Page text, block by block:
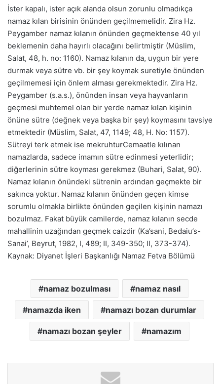
İster kapalı, ister açık alanda olsun zorunlu olmadıkça
namaz kılan birisinin önünden geçilmemelidir. Zira Hz.
Peygamber namaz kılanın önünden geçmektense 40 yıl
beklemenin daha hayırlı olacağını belirtmiştir (Müslim,
Salat, 48, h. no: 1160). Namaz kılanın da, uygun bir yere
durmak veya sütre vb. bir şey koymak suretiyle önünden
geçilmemesi için önlem alması gerekmektedir. Zira Hz.
Peygamber (s.a.s.), önünden insan veya hayvanların
geçmesi muhtemel olan bir yerde namaz kılan kişinin
önüne sütre (değnek veya başka bir şey) koymasını tavsiye
etmektedir (Müslim, Salat, 47, 1149; 48, H. No: 1157).
Sütreyi terk etmek ise mekruhturCemaatle kılınan
namazlarda, sadece imamın sütre edinmesi yeterlidir;
diğerlerinin sütre koyması gerekmez (Buhari, Salat, 90).
Namaz kılanın önündeki sütrenin ardından geçmekte bir
sakınca yoktur. Namaz kılanın önünden geçen kimse
sorumlu olmakla birlikte önünden geçilen kişinin namazı
bozulmaz. Fakat büyük camilerde, namaz kılanın secde
mahallinin uzağından geçmek caizdir (Ka’sani, Bedaiu’s-
Sanai’, Beyrut, 1982, I, 489; II, 349-350; II, 373-374).
Kaynak: Diyanet İşleri Başkanlığı Namaz Fetva Bölümü
namaz bozulması namaz nasıl
namazda iken namazı bozan durumlar
namazı bozan şeyler namazım